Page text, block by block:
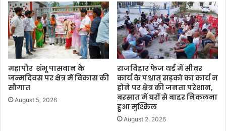
महापौर शंभू पासवान के
जन्मदिवस पर क्षेत्र में विकास की
सौगात
August 5, 2026
राजविहार फेज थर्ड में सीवर
कार्य के पश्चात् सड़को का कार्य न
होने पर क्षेत्र की जनता परेशान,
बरसात में घरों से बाहर निकलना
हुआ मुश्किल
August 2, 2026